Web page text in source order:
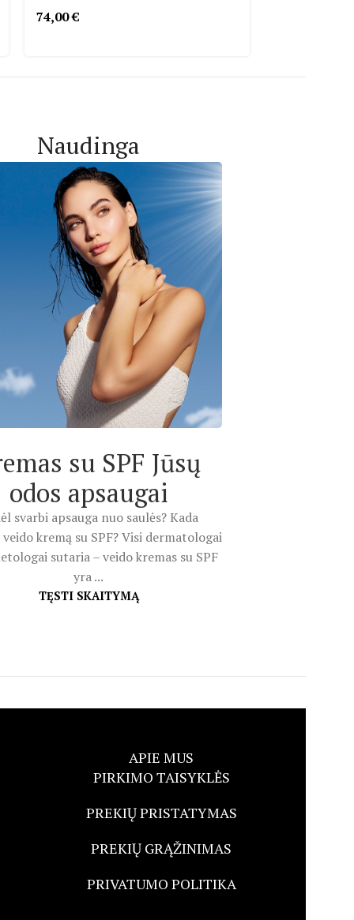
74,00€
Naudinga
su SPF Jūsų
odos apsaugai
svarbi apsauga nuo saulės? Kada
kremą su SPF? Visi dermatologai
sutaria – veido kremas su SPF
yra ...
TĘSTI SKAITYMĄ
APIE MUS
PIRKIMO TAISYKLĖS
PREKIŲ PRISTATYMAS
PREKIŲ GRĄŽINIMAS
PRIVATUMO POLITIKA